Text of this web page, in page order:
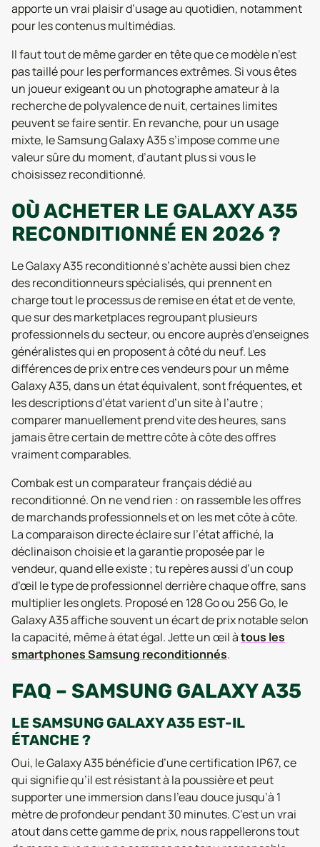
apporte un vrai plaisir d’usage au quotidien, notamment
pour les contenus multimédias.
Il faut tout de même garder en tête que ce modèle n’est
pas taillé pour les performances extrêmes. Si vous êtes
un joueur exigeant ou un photographe amateur à la
recherche de polyvalence de nuit, certaines limites
peuvent se faire sentir. En revanche, pour un usage
mixte, le Samsung Galaxy A35 s’impose comme une
valeur sûre du moment, d’autant plus si vous le
choisissez reconditionné.
OÙ ACHETER LE GALAXY A35
RECONDITIONNÉ EN 2026 ?
Le Galaxy A35 reconditionné s’achète aussi bien chez
des reconditionneurs spécialisés, qui prennent en
charge tout le processus de remise en état et de vente,
que sur des marketplaces regroupant plusieurs
professionnels du secteur, ou encore auprès d’enseignes
généralistes qui en proposent à côté du neuf. Les
différences de prix entre ces vendeurs pour un même
Galaxy A35, dans un état équivalent, sont fréquentes, et
les descriptions d’état varient d’un site à l’autre ;
comparer manuellement prend vite des heures, sans
jamais être certain de mettre côte à côte des offres
vraiment comparables.
Combak est un comparateur français dédié au
reconditionné. On ne vend rien : on rassemble les offres
de marchands professionnels et on les met côte à côte.
La comparaison directe éclaire sur l’état affiché, la
déclinaison choisie et la garantie proposée par le
vendeur, quand elle existe ; tu repères aussi d’un coup
d’œil le type de professionnel derrière chaque offre, sans
multiplier les onglets. Proposé en 128 Go ou 256 Go, le
Galaxy A35 affiche souvent un écart de prix notable selon
la capacité, même à état égal. Jette un œil àtous les
smartphones Samsung reconditionnés.
FAQ – SAMSUNG GALAXY A35
LE SAMSUNG GALAXY A35 EST-IL
ÉTANCHE ?
Oui, le Galaxy A35 bénéficie d’une certification IP67, ce
qui signifie qu’il est résistant à la poussière et peut
supporter une immersion dans l’eau douce jusqu’à 1
mètre de profondeur pendant 30 minutes. C’est un vrai
atout dans cette gamme de prix, nous rappellerons tout